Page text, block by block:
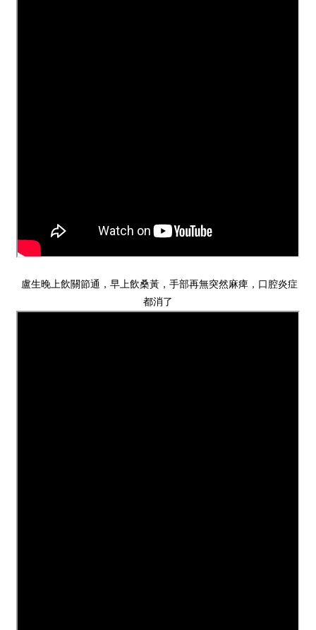
盧生晚上飲關節通，早上飲桑黃，手部再無突然麻痺，口腔炎症
都消了